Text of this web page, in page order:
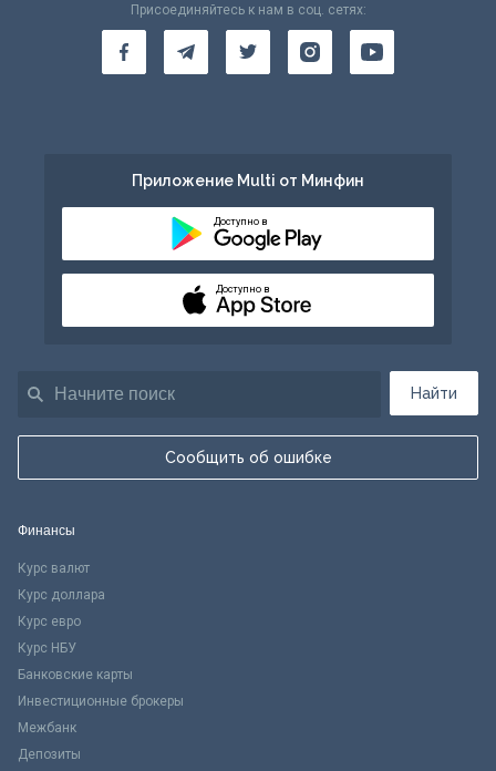
Найти
Сообщить об ошибке
Присоединяйтесь к нам в соц. сетях:
Приложение Multi от Минфин
Доступно в
Доступно в
Финансы
Курс валют
Курс доллара
Курс евро
Курс НБУ
Банковские карты
Инвестиционные брокеры
Межбанк
Депозиты